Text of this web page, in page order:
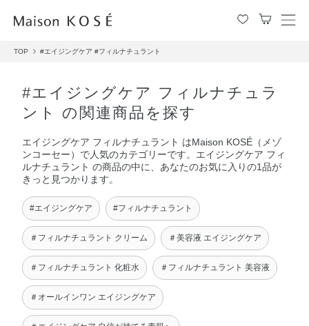
メ
TOP #エイジングケア #フィルナチュラント
#エイジングケア フィルナチュラ
ント の関連商品を探す
エイジングケア フィルナチュラント はMaison KOSÉ（メゾ
ンコーセー）で人気のカテゴリーです。エイジングケア フィ
ルナチュラント の商品の中に、あなたのお気に入りの1品が
きっと見つかります。
#エイジングケア #フィルナチュラント
＃フィルナチュラント クリーム ＃美容液 エイジングケア
＃フィルナチュラント 化粧水 ＃フィルナチュラント 美容液
＃オールインワン エイジングケア